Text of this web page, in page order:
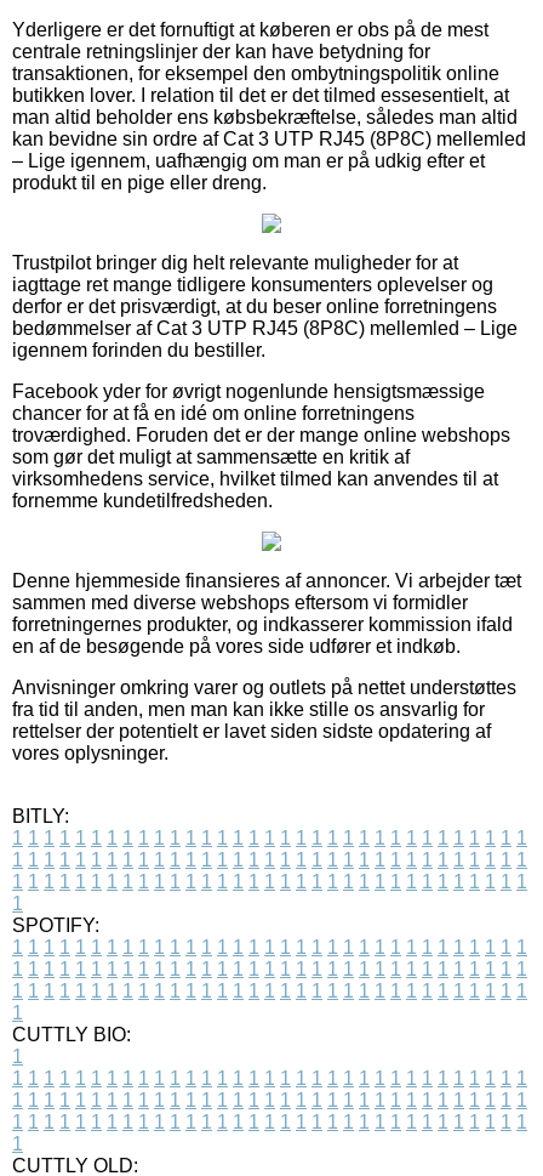
Yderligere er det fornuftigt at køberen er obs på de mest
centrale retningslinjer der kan have betydning for
transaktionen, for eksempel den ombytningspolitik online
butikken lover. I relation til det er det tilmed essesentielt, at
man altid beholder ens købsbekræftelse, således man altid
kan bevidne sin ordre af Cat 3 UTP RJ45 (8P8C) mellemled
– Lige igennem, uafhængig om man er på udkig efter et
produkt til en pige eller dreng.
Trustpilot bringer dig helt relevante muligheder for at
iagttage ret mange tidligere konsumenters oplevelser og
derfor er det prisværdigt, at du beser online forretningens
bedømmelser af Cat 3 UTP RJ45 (8P8C) mellemled – Lige
igennem forinden du bestiller.
Facebook yder for øvrigt nogenlunde hensigtsmæssige
chancer for at få en idé om online forretningens
troværdighed. Foruden det er der mange online webshops
som gør det muligt at sammensætte en kritik af
virksomhedens service, hvilket tilmed kan anvendes til at
fornemme kundetilfredsheden.
Denne hjemmeside finansieres af annoncer. Vi arbejder tæt
sammen med diverse webshops eftersom vi formidler
forretningernes produkter, og indkasserer kommission ifald
en af de besøgende på vores side udfører et indkøb.
Anvisninger omkring varer og outlets på nettet understøttes
fra tid til anden, men man kan ikke stille os ansvarlig for
rettelser der potentielt er lavet siden sidste opdatering af
vores oplysninger.
BITLY:
1 1 1 1 1 1 1 1 1 1 1 1 1 1 1 1 1 1 1 1 1 1 1 1 1 1 1 1 1 1 1 1 1
1 1 1 1 1 1 1 1 1 1 1 1 1 1 1 1 1 1 1 1 1 1 1 1 1 1 1 1 1 1 1 1 1
1 1 1 1 1 1 1 1 1 1 1 1 1 1 1 1 1 1 1 1 1 1 1 1 1 1 1 1 1 1 1 1 1
1
SPOTIFY:
1 1 1 1 1 1 1 1 1 1 1 1 1 1 1 1 1 1 1 1 1 1 1 1 1 1 1 1 1 1 1 1 1
1 1 1 1 1 1 1 1 1 1 1 1 1 1 1 1 1 1 1 1 1 1 1 1 1 1 1 1 1 1 1 1 1
1 1 1 1 1 1 1 1 1 1 1 1 1 1 1 1 1 1 1 1 1 1 1 1 1 1 1 1 1 1 1 1 1
1
CUTTLY BIO:
1
1 1 1 1 1 1 1 1 1 1 1 1 1 1 1 1 1 1 1 1 1 1 1 1 1 1 1 1 1 1 1 1 1
1 1 1 1 1 1 1 1 1 1 1 1 1 1 1 1 1 1 1 1 1 1 1 1 1 1 1 1 1 1 1 1 1
1 1 1 1 1 1 1 1 1 1 1 1 1 1 1 1 1 1 1 1 1 1 1 1 1 1 1 1 1 1 1 1 1
1
CUTTLY OLD: